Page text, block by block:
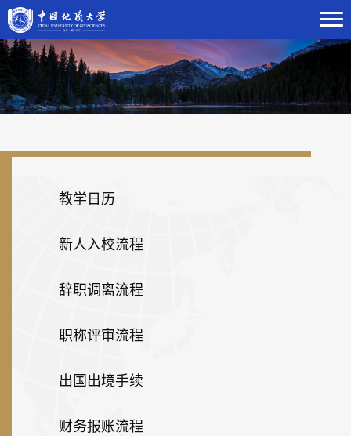
教学日历
新人入校流程
辞职调离流程
职称评审流程
出国出境手续
财务报账流程